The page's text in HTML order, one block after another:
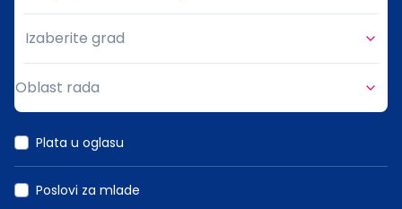
Grad
Izaberite grad
Oblast rada
Plata u oglasu
Poslovi za mlade